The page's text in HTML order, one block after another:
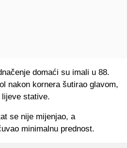
domaći su imali u 88.
nakon kornera šutirao glavom,
lijeve stative.
se nije mijenjao, a
minimalnu prednost.